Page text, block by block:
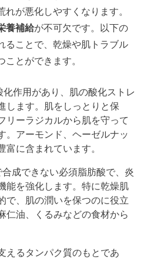
が悪化しやすくなります。
養補給が不可欠です。以下の
ることで、乾燥や肌トラブル
とができます。
化作用があり、肌の酸化ストレ
します。肌をしっとりと保
リーラジカルから肌を守って
。アーモンド、ヘーゼルナッ
富に含まれています。
成できない必須脂肪酸で、炎
能を強化します。特に乾燥肌
で、肌の潤いを保つのに役立
仁油、くるみなどの食材から
えるタンパク質のもとであ